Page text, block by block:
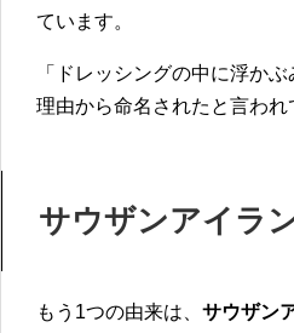
ています。
「ドレッシングの中に浮か
理由から命名されたと言われ
サウザンアイラ
もう1つの由来は、 サウザン